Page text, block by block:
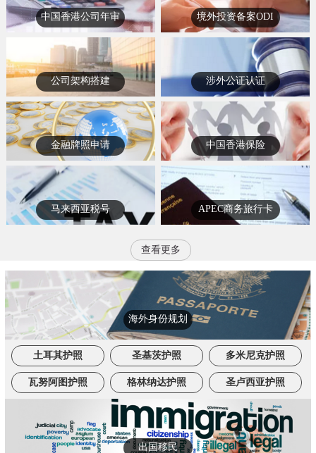
中国香港公司年审 境外投资备案ODI
公司架构搭建 涉外公证认证
金融牌照申请 中国香港保险
马来西亚税号 APEC商务旅行卡
查看更多
海外身份规划
土耳其护照 圣基茨护照 多米尼克护照
瓦努阿图护照 格林纳达护照 圣卢西亚护照
出国移民